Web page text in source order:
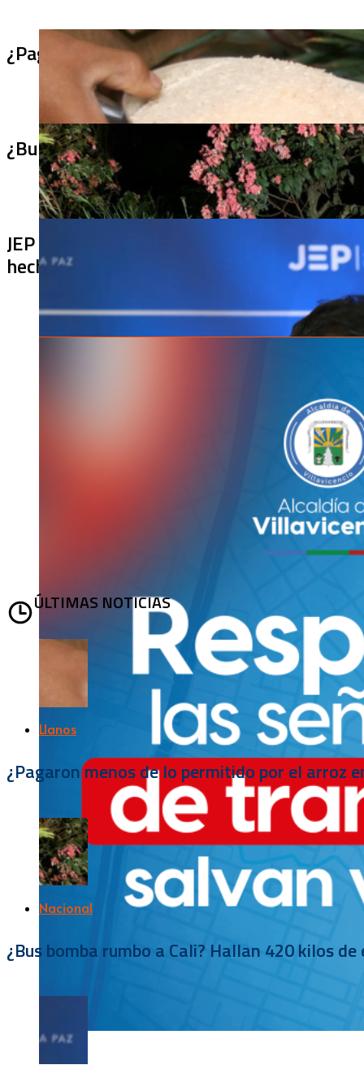
¿Pagaron menos de lo permitido por el
¿Bus bomba rumbo a Cali? Hallan 420
JEP imputa a 27 excomandantes de las
hechos
ÚLTIMAS NOTICIAS
Llanos
¿Pagaron menos de lo permitido por el arroz
Nacional
¿Bus bomba rumbo a Cali? Hallan 420 kilos